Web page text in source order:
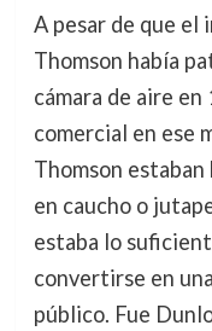
A pesar de que
Thomson había
cámara de aire
comercial en ese
Thomson
en caucho o
estaba lo
convertirse en
público. Fue